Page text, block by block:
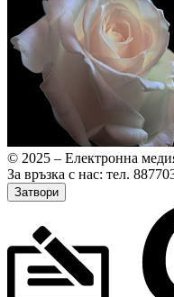
© 2025 – Електронна
За връзка с нас: тел.
Затвори